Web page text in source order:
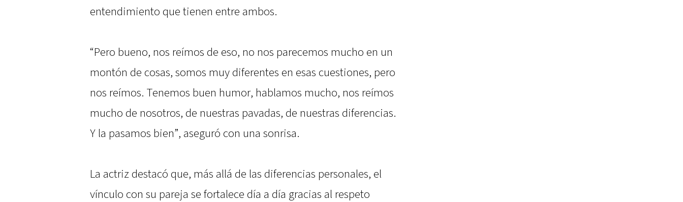
entendimiento que tienen entre ambos.
“Pero bueno, nos reímos de eso, no nos parecemos mucho en un
montón de cosas, somos muy diferentes en esas cuestiones, pero
nos reímos. Tenemos buen humor, hablamos mucho, nos reímos
mucho de nosotros, de nuestras pavadas, de nuestras diferencias.
Y la pasamos bien”, aseguró con una sonrisa.
La actriz destacó que, más allá de las diferencias personales, el
vínculo con su pareja se fortalece día a día gracias al respeto